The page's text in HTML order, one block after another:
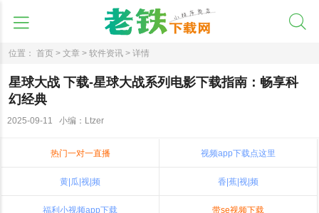
位置： 首页 > 文章 > 软件资讯 > 详情
星球大战 下载-星球大战系列电影下载指南：畅享科
幻经典
2025-09-11 小编：Ltzer
热门一对一直播 视频app下载点这里
黄|瓜|视|频 香|蕉|视|频
福利小视频app下载 带se视频下载